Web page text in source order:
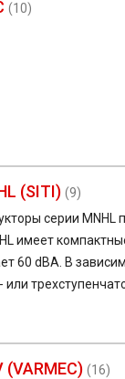
(10)
(SITI) (9)
серии
имеет
60 dBA. В
(16)